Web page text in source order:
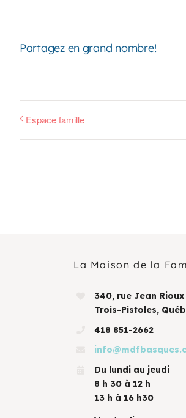
Partagez en grand nombre!
Espace famille
La Maison de la
340, rue Jean Rioux
Trois-Pistoles,
418 851-2662
Du lundi au jeudi
8 h 30 à 12 h
13 h à 16 h30